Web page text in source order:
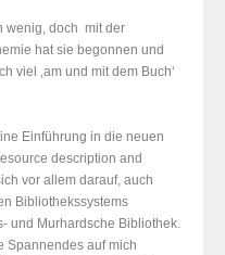
wenig, doch mit der
hat sie begonnen und
viel ‚am und mit dem Buch‘
Einführung in die neuen
description and
vor allem darauf, auch
Bibliothekssystems
und Murhardsche Bibliothek.
Spannendes auf mich